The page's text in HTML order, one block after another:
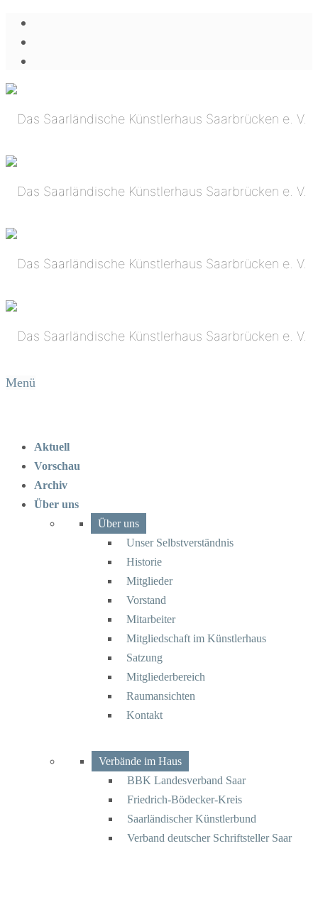
Menü
Aktuell
Vorschau
Archiv
Über uns
Über uns
Unser Selbstverständnis
Historie
Mitglieder
Vorstand
Mitarbeiter
Mitgliedschaft im Künstlerhaus
Satzung
Mitgliederbereich
Raumansichten
Kontakt
Verbände im Haus
BBK Landesverband Saar
Friedrich-Bödecker-Kreis
Saarländischer Künstlerbund
Verband deutscher Schriftsteller Saar